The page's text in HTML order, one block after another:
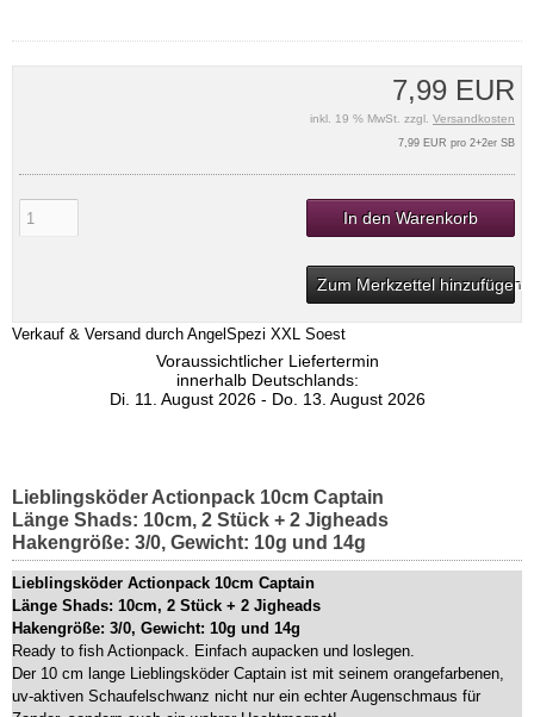
7,99 EUR
inkl. 19 % MwSt. zzgl. Versandkosten
7,99 EUR pro 2+2er SB
In den Warenkorb
Zum Merkzettel hinzufügen
Verkauf & Versand durch AngelSpezi XXL Soest
Voraussichtlicher Liefertermin
innerhalb Deutschlands:
Di. 11. August 2026 - Do. 13. August 2026
Lieblingsköder Actionpack 10cm Captain
Länge Shads: 10cm, 2 Stück + 2 Jigheads
Hakengröße: 3/0, Gewicht: 10g und 14g
Lieblingsköder Actionpack 10cm Captain
Länge Shads: 10cm, 2 Stück + 2 Jigheads
Hakengröße: 3/0, Gewicht: 10g und 14g
Ready to fish Actionpack. Einfach aupacken und loslegen.
Der 10 cm lange Lieblingsköder Captain ist mit seinem orangefarbenen,
uv-aktiven Schaufelschwanz nicht nur ein echter Augenschmaus für